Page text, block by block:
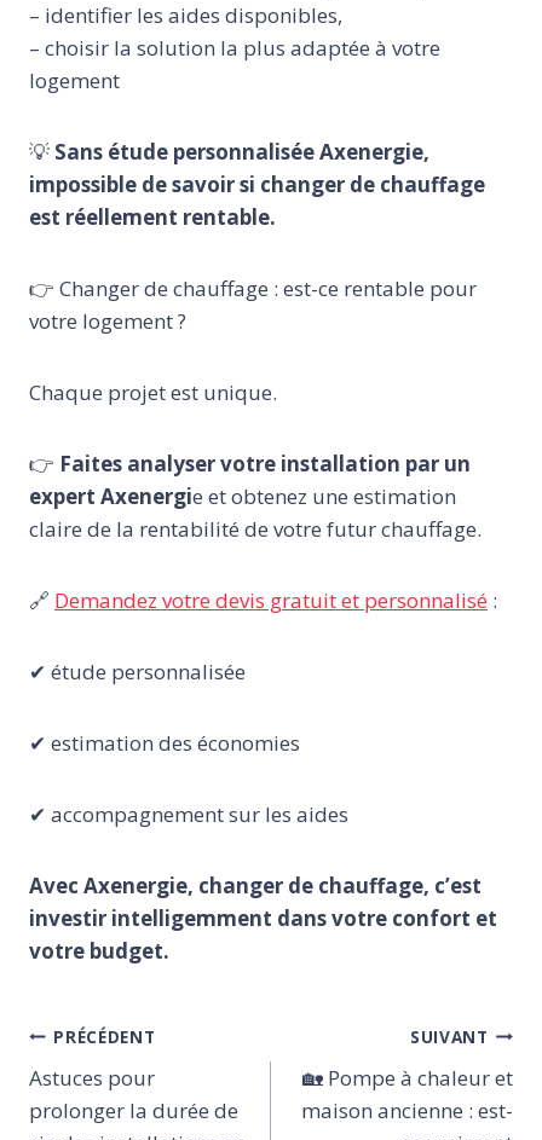
– identifier les aides disponibles,
– choisir la solution la plus adaptée à votre
logement
💡 Sans étude personnalisée Axenergie,
impossible de savoir si changer de chauffage
est réellement rentable.
👉 Changer de chauffage : est-ce rentable pour
votre logement ?
Chaque projet est unique.
👉 Faites analyser votre installation par un
expert Axenergie et obtenez une estimation
claire de la rentabilité de votre futur chauffage.
🔗 Demandez votre devis gratuit et personnalisé :
✔ étude personnalisée
✔ estimation des économies
✔ accompagnement sur les aides
Avec Axenergie, changer de chauffage, c’est
investir intelligemment dans votre confort et
votre budget.
Navigation
de
l’article
PRÉCÉDENT
Astuces pour
prolonger la durée de
SUIVANT
🏡 Pompe à chaleur et
maison ancienne : est-